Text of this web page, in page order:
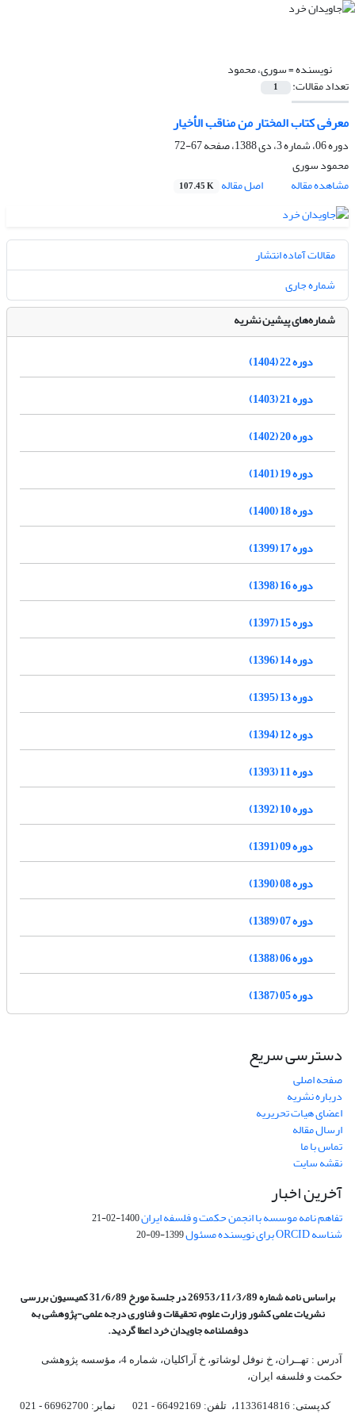
نویسنده =سوری، محمود
تعداد مقالات: 1
معرفی کتاب المختار من مناقب الأخیار
دوره 06، شماره 3، دی 1388، صفحه
67-72
محمود سوری
مشاهده مقاله
اصل مقاله 107.45 K
مقالات آماده انتشار
شماره جاری
شماره‌های پیشین نشریه
دوره 22 (1404)
دوره 21 (1403)
دوره 20 (1402)
دوره 19 (1401)
دوره 18 (1400)
دوره 17 (1399)
دوره 16 (1398)
دوره 15 (1397)
دوره 14 (1396)
دوره 13 (1395)
دوره 12 (1394)
دوره 11 (1393)
دوره 10 (1392)
دوره 09 (1391)
دوره 08 (1390)
دوره 07 (1389)
دوره 06 (1388)
دوره 05 (1387)
دسترسی سریع
صفحه اصلی
درباره نشریه
اعضای هیات تحریریه
ارسال مقاله
تماس با ما
نقشه سایت
آخرین اخبار
تفاهم نامه موسسه با انجمن حکمت و فلسفه ایران1400-02-21
شناسه ORCID برای نویسنده مسئول 1399-09-20
براساس نامه شماره 26953/11/3/89 در جلسة مورخ 31/6/89 کمیسیون
بررسی
نشریات علمی کشور وزارت علوم، تحقیقات و فناوری درجه علمی‌-پژوهشیبه
دوفصلنامه جاویدان خرد اعطا گردید.
آدرس : تهــران، خ نوفل لوشاتو، خ آراکلیان، شماره 4،‌ مؤسسه پژوهشی
حکمت و فلسفه ایران،‌
کدپستی: 1133614816، تلفن: 66492169 - 021 نمابر: 66962700 - 021